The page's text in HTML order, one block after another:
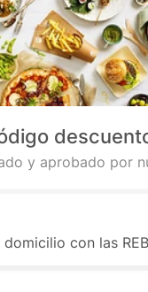
y aprobado por
con las